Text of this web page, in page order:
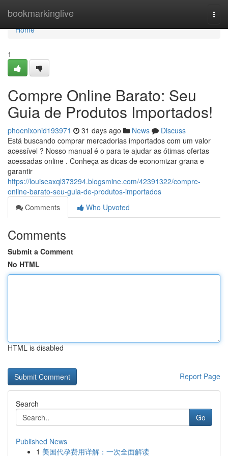
bookmarkinglive
Home
Home
1
Compre Online Barato: Seu
Guia de Produtos Importados!
phoenixonid193971 31 days ago News
Discuss
Está buscando comprar mercadorias importados com um valor
acessível ? Nosso manual é o para te ajudar as ótimas ofertas
acessadas online . Conheça as dicas de economizar grana e
garantir
https://louiseaxql373294.blogsmine.com/42391322/compre-
online-barato-seu-guia-de-produtos-importados
Comments
Who Upvoted
Comments
Submit a Comment
No HTML
HTML is disabled
Report Page
Search
Go
Published News
1 美国代孕费用详解：一次全面解读